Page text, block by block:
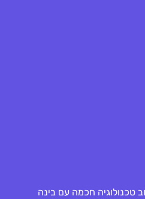
טכנולוגיה חכמה עם בינה